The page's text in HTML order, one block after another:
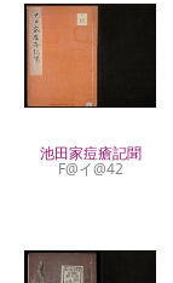
池田家痘瘡記聞
F@イ@42